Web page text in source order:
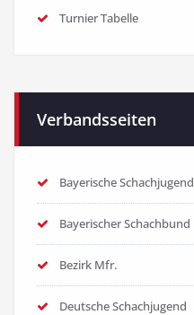
Turnier Tabelle
Verbandsseiten
Bayerische Schachjugend
Bayerischer Schachbund
Bezirk Mfr.
Deutsche Schachjugend